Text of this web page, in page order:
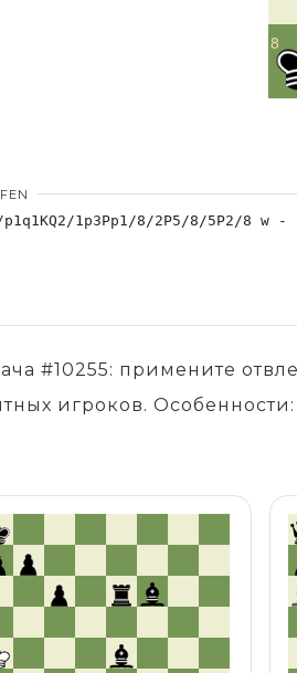
8
FEN
#10255: примените
игроков.